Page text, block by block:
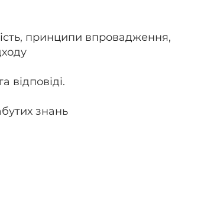
принципи впровадження,
відповіді.
знань